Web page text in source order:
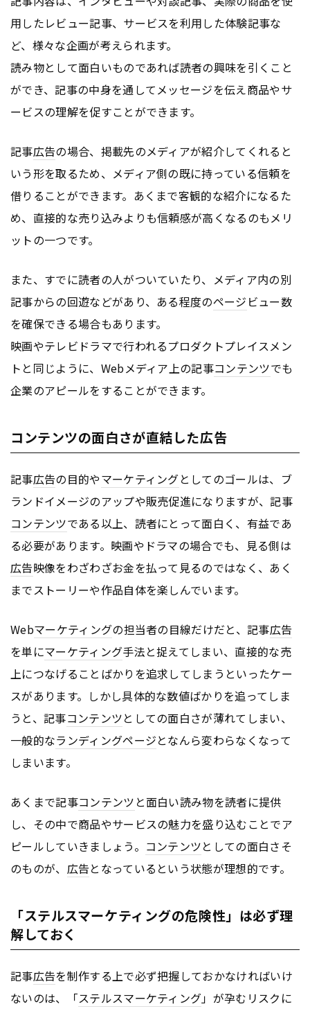
用したレビュー記事、サービスを利用した体験記事な
ど、様々な企画が考えられます。
読み物として面白いものであれば読者の興味を引くこと
ができ、記事の中身を通してメッセージを伝え商品やサ
ービスの理解を促すことができます。
記事広告の場合、掲載先のメディアが紹介してくれると
いう形を取るため、メディア側の既に持っている信頼を
借りることができます。あくまで客観的な紹介になるた
め、直接的な売り込みよりも信頼感が高くなるのもメリ
ットの一つです。
また、すでに読者の人がついていたり、メディア内の別
記事からの回遊などがあり、ある程度のページ ビュー数
を確保できる場合もあります。
映画やテレビドラマで行われるプロダクトプレイスメン
トと同じように、Webメディア上の記事コンテンツでも
企業のアピールをすることができます。
コンテンツの面白さが直結した広告
記事広告の目的やマーケティングとしてのゴールは、ブ
ランドイメージのアップや販売促進になりますが、記事
コンテンツである以上、読者にとって面白く、有益であ
る必要があります。映画やドラマの場合でも、見る側は
広告映像をわざわざお金を払って見るのではなく、あく
までストーリーや作品自体を楽しんでいます。
Webマーケティングの担当者の目線だけだと、記事広告
を単にマーケティング手法と捉えてしまい、直接的な売
上につなげることばかりを追求してしまうといったケー
スがあります。しかし具体的な数値ばかりを追ってしま
うと、記事コンテンツとしての面白さが薄れてしまい、
一般的なランディングページとなんら変わらなくなって
しまいます。
あくまで記事コンテンツ と面白い読み物を読者に提供
し、その中で商品やサービスの魅力を盛り込むことでア
ピールしていきましょう。 コンテンツとしての面白さそ
のものが、 広告となっているという状態が理想的です。
「ステルスマーケティングの危険性」は必ず理
解しておく
記事広告を制作する上で必ず把握しておかなければいけ
ないのは、「ステルスマーケティング」が孕むリスクに